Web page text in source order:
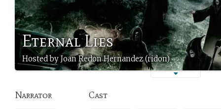
Eternal Lies
Hosted by Joan Redon Hernandez (ridon)
Narrator Cast